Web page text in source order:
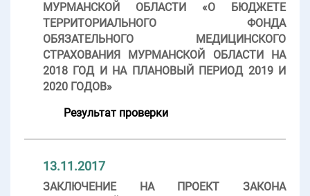
МУРМАНСКОЙ ОБЛАСТИ «О БЮДЖЕТЕ
ТЕРРИТОРИАЛЬНОГО ФОНДА
ОБЯЗАТЕЛЬНОГО МЕДИЦИНСКОГО
СТРАХОВАНИЯ МУРМАНСКОЙ ОБЛАСТИ НА
2018 ГОД И НА ПЛАНОВЫЙ ПЕРИОД 2019 И
2020 ГОДОВ»
Результат проверки
13.11.2017
ЗАКЛЮЧЕНИЕ НА ПРОЕКТ ЗАКОНА